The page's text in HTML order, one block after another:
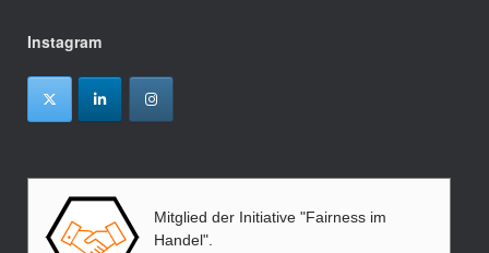
Instagram
Mitglied der Initiative "Fairness im
Handel".